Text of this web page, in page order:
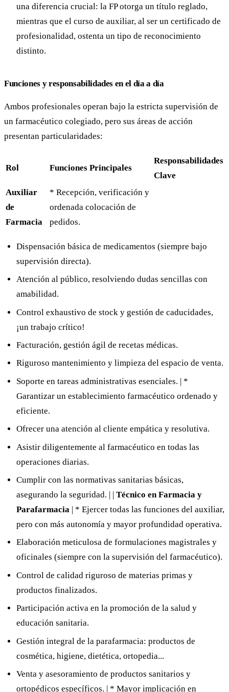
una diferencia crucial: la FP otorga un título reglado,
mientras que el curso de auxiliar, al ser un certificado de
profesionalidad, ostenta un tipo de reconocimiento
distinto.
Funciones y responsabilidades en el día a día
Ambos profesionales operan bajo la estricta supervisión de
un farmacéutico colegiado, pero sus áreas de acción
presentan particularidades:
Rol Funciones Principales
Responsabilidades
Clave
Auxiliar
de
Farmacia
* Recepción, verificación y
ordenada colocación de
pedidos.
Dispensación básica de medicamentos (siempre bajo
supervisión directa).
Atención al público, resolviendo dudas sencillas con
amabilidad.
Control exhaustivo de stock y gestión de caducidades,
¡un trabajo crítico!
Facturación, gestión ágil de recetas médicas.
Riguroso mantenimiento y limpieza del espacio de venta.
Soporte en tareas administrativas esenciales. | *
Garantizar un establecimiento farmacéutico ordenado y
eficiente.
Ofrecer una atención al cliente empática y resolutiva.
Asistir diligentemente al farmacéutico en todas las
operaciones diarias.
Cumplir con las normativas sanitarias básicas,
asegurando la seguridad. | | Técnico en Farmacia y
Parafarmacia | * Ejercer todas las funciones del auxiliar,
pero con más autonomía y mayor profundidad operativa.
Elaboración meticulosa de formulaciones magistrales y
oficinales (siempre con la supervisión del farmacéutico).
Control de calidad riguroso de materias primas y
productos finalizados.
Participación activa en la promoción de la salud y
educación sanitaria.
Gestión integral de la parafarmacia: productos de
cosmética, higiene, dietética, ortopedia...
Venta y asesoramiento de productos sanitarios y
ortopédicos específicos. | * Mayor implicación en